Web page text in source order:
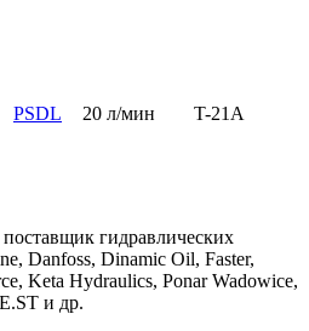
PSDL 20 л/мин T-21A
гидравлических
Danfoss, Dinamic Oil, Faster,
Keta Hydraulics, Ponar Wadowice,
и др.